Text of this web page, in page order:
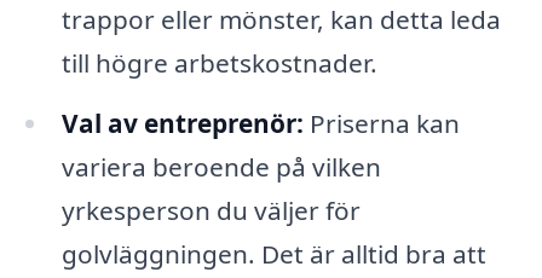
trappor eller mönster, kan detta leda
till högre arbetskostnader.
Val av entreprenör: Priserna kan
variera beroende på vilken
yrkesperson du väljer för
golvläggningen. Det är alltid bra att